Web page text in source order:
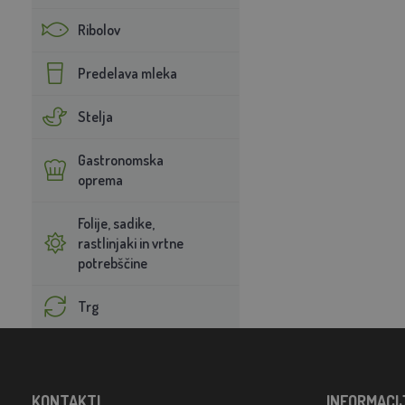
Ribolov
Predelava mleka
Stelja
Gastronomska
oprema
Folije, sadike,
rastlinjaki in vrtne
potrebščine
Trg